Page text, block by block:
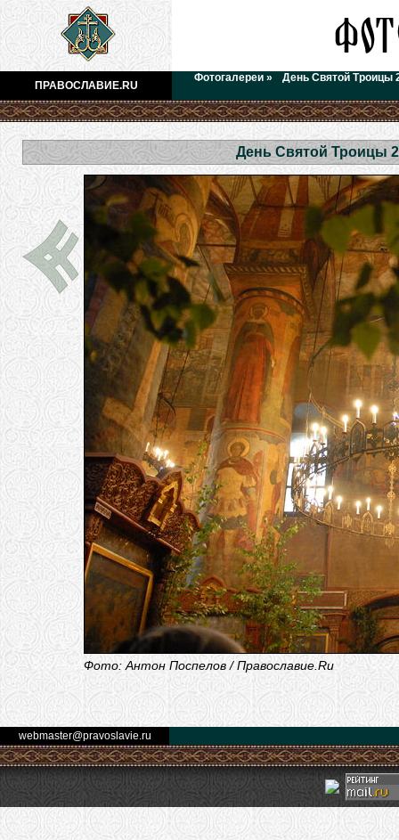
ПРАВОСЛАВИЕ.RU
Фотогалереи » День Святой Троицы
День Святой Троицы
Фото: Антон Поспелов / Православие.Ru
webmaster@pravoslavie.ru